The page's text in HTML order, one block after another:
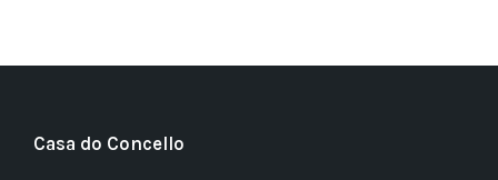
Casa do Concello